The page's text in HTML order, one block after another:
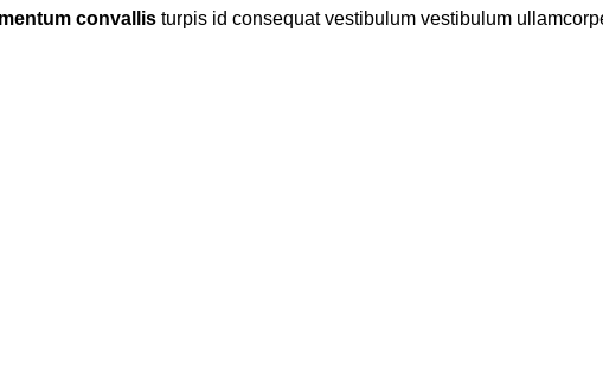
convallis turpis id consequat vestibulum vestibulum